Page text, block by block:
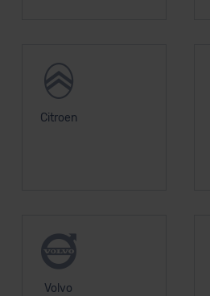
Citroen
Volvo